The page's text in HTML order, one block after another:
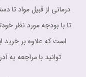
درمانی از قبیل مواد تا
تا با بودجه مورد نظر
است که علاوه بر خرید
توانید با مراجعه به